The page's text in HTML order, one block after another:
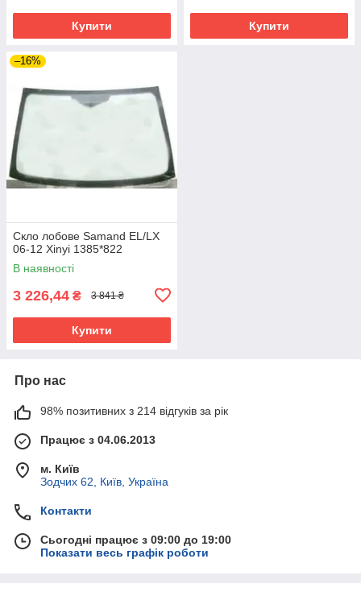
Купити Купити
–16%
Скло лобове Samand EL/LX
06-12 Xinyi 1385*822
В наявності
3 226,44 ₴ 3 841 ₴
Купити
Про нас
98% позитивних з 214 відгуків за рік
Працює з 04.06.2013
м. Київ
Зодчих 62, Київ, Україна
Контакти
Сьогодні працює з 09:00 до 19:00
Показати весь графік роботи